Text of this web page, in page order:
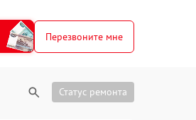
Перезвоните мне
Статус ремонта